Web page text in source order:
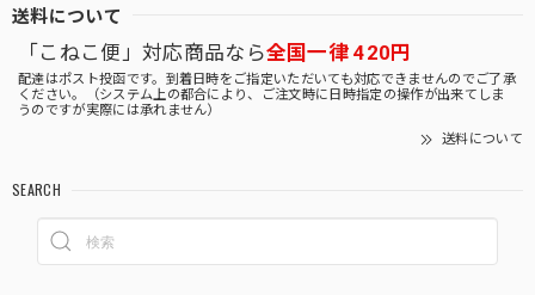
送料について
「こねこ便」対応商品なら全国一律 420円
配達はポスト投函です。到着日時をご指定いただいても対応できませんのでご了承
ください。（システム上の都合により、ご注文時に日時指定の操作が出来てしま
うのですが実際には承れません）
送料について
SEARCH